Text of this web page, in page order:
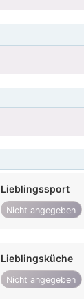
Lieblingssport
Nicht angegeben
Lieblingsküche
Nicht angegeben